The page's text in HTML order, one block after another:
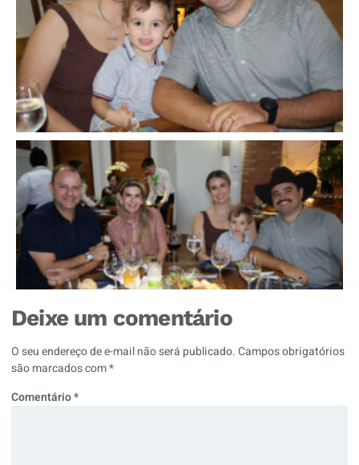
Deixe um comentário
O seu endereço de e-mail não será publicado.Campos obrigatórios
são marcados com*
Comentário*